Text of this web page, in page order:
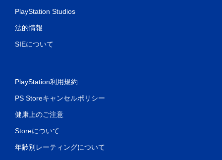
PlayStation Studios
法的情報
SIEについて
PlayStation利用規約
PS Storeキャンセルポリシー
健康上のご注意
Storeについて
年齢別レーティングについて